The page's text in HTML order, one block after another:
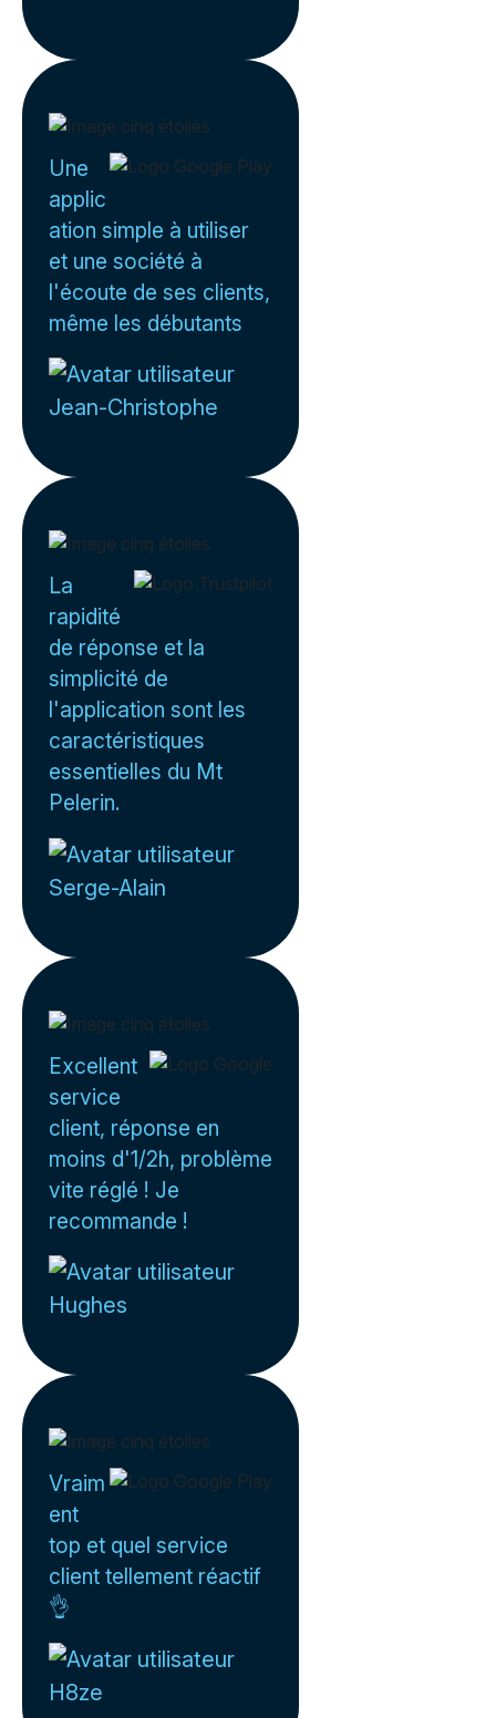
Une
applic
ation simple à utiliser
et une société à
l'écoute de ses clients,
même les débutants
Jean-Christophe
La
rapidité
de réponse et la
simplicité de
l'application sont les
caractéristiques
essentielles du Mt
Pelerin.
Serge-Alain
Excellent
service
client, réponse en
moins d'1/2h, problème
vite réglé ! Je
recommande !
Hughes
Vraim
ent
top et quel service
client tellement réactif
👌
H8ze